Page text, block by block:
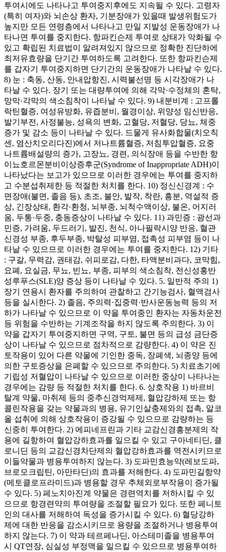
투여시에도 나타나고 투여중지후에도 지속될 수 있다. 고령자
(특히 여자)와 뇌손상 환자, 기분장애가 있을때 발생위험도가
높지만 모든 연령층에서 나타나고 만일 지발성 운동장애가 나
타나면 투여를 중지한다. 항파킨슨제 투여로 상태가 악화될 수
있고 확립된 치료법이 알려져있지 않으므로 정확한 진단하에
최저유효량을 단기간 투여하도록 고려한다. 또한 항파킨슨제
를 갑자기 투여중지하면 단기간의 운동장애가 나타날 수 있다.
8) 눈 : 축동, 산동, 안내압항진, 시력불선명 등 시각장애가 나
타날 수 있다. 장기 또는 대량투여에 의해 각막·수정체의 혼탁,
망막·각막의 색소침착이 나타날 수 있다. 9) 내분비계 : 고프롤
락틴혈증, 여성유방화, 유즙분비, 월경이상, 위양성 임신반응,
발기부전, 사정불능, 성욕의 변화, 고혈당, 저혈당, 당뇨, 체중
증가 및 감소 등이 나타날 수 있다. 드물게 유사화합물(치오칙
센, 염산치오리다진)에서 저나트륨혈증, 저침투압혈증, 요중
나트륨배설량의 증가, 고장뇨, 경련, 의식장애 등을 수반한 항
이뇨호르몬분비이상증후군(Syndrome of Inappropriate ADH)이
나타났다는 보고가 있으므로 이러한 경우에는 투여를 중지하
고 수분섭취제한 등 적절한 처치를 한다. 10) 정신신경계 : 수
면장애(불면, 졸음 등), 초조, 불안, 발작, 착란, 흥분, 역설적 증
상, 긴장상태, 환각·환청, 뇌부종, 뇌척수액이상, 불온, 어지러
움, 두통·두중, 충동증상이 나타날 수 있다. 11) 과민증 : 광선과
민증, 가려움, 두드러기, 발진, 천식, 아나필락시양 반응, 혈관
신경성 부종, 후두부종, 박탈성 피부염, 접촉성 피부염 등이 나
타날 수 있으므로 이러한 경우에는 투여를 중지한다. 12) 기타
: 구갈, 무력감, 권태감, 쉬피로감, 다한, 타액분비과다, 코막힘,
요폐, 요실금, 무뇨, 빈뇨, 부종, 피부의 색소침착, 전신성홍반
성루푸스(SLE)양 증상 등이 나타날 수 있다. 5. 일반적 주의 1)
장기 연용시 환자를 주의하여 관찰하고 간기능검사, 혈액검사
등을 실시한다. 2) 졸음, 주의력·집중력·반사운동능력 등의 저
하가 나타날 수 있으므로 이 약을 투여중인 환자는 자동차운전
등 위험을 수반하는 기계조작을 하지 않도록 주의한다. 3) 이
약을 갑자기 투여중지하면 구역, 구토, 불면 등의 급성 금단증
상이 나타날 수 있으므로 점차적으로 감량한다. 4) 이 약은 진
토작용이 있어 다른 약물에 기인한 중독, 장폐색, 뇌종양 등에
의한 구토증상을 은폐할 수 있으므로 주의한다. 5) 치료초기에
기립성 저혈압이 나타날 수 있으므로 이러한 중상이 나타나는
경우에는 감량 등 적절한 처치를 한다. 6. 상호작용 1) 바르비
탈계 약물, 마취제 등의 중추신경억제제, 혈압강하제 또는 항
콜린작용을 갖는 약물과의 병용, 유기인살충제와의 접촉, 알코
올 섭취에 의해 상호작용이 증강될 수 있으므로 감량하는 등
신중히 투여한다. 2) 에피네프린과 기타 교감신경흥분제의 작
용에 길항하여 혈압강하효과를 일으킬 수 있고 구아네티딘, 클
로니딘 등의 교감신경차단제의 혈압강하효과를 역전시키므로
이들약물과 병용투여하지 않는다. 3) 도파민효능약(레보도파,
브로모크립틴, 아만타딘)의 효과를 저해한다. 4) 도파민길항약
(메토클로프라미드)과 병용할 경우 추체외로부작용이 증가될
수 있다. 5) 페노치아진계 약물은 경련역치를 저하시킬 수 있
으므로 항경련약의 투여량을 조절할 필요가 있다. 또한 페니토
인의 대사를 저해하여 독성을 증가시킬 수 있다. 6) 혈당강하
제에 대한 반응을 감소시키므로 용량을 조절하거나 병용투여
하지 않는다. 7) 이 약과 테르페나딘, 아스테미졸을 병용투여
시 QT연장, 심실성 부정맥을 일으킬 수 있으므로 병용투여하